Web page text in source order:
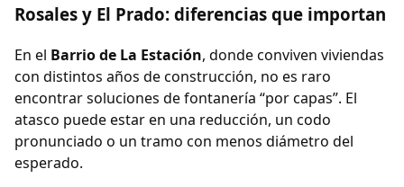
Rosales y El Prado: diferencias que importan
En el Barrio de La Estación, donde conviven viviendas
con distintos años de construcción, no es raro
encontrar soluciones de fontanería “por capas”. El
atasco puede estar en una reducción, un codo
pronunciado o un tramo con menos diámetro del
esperado.